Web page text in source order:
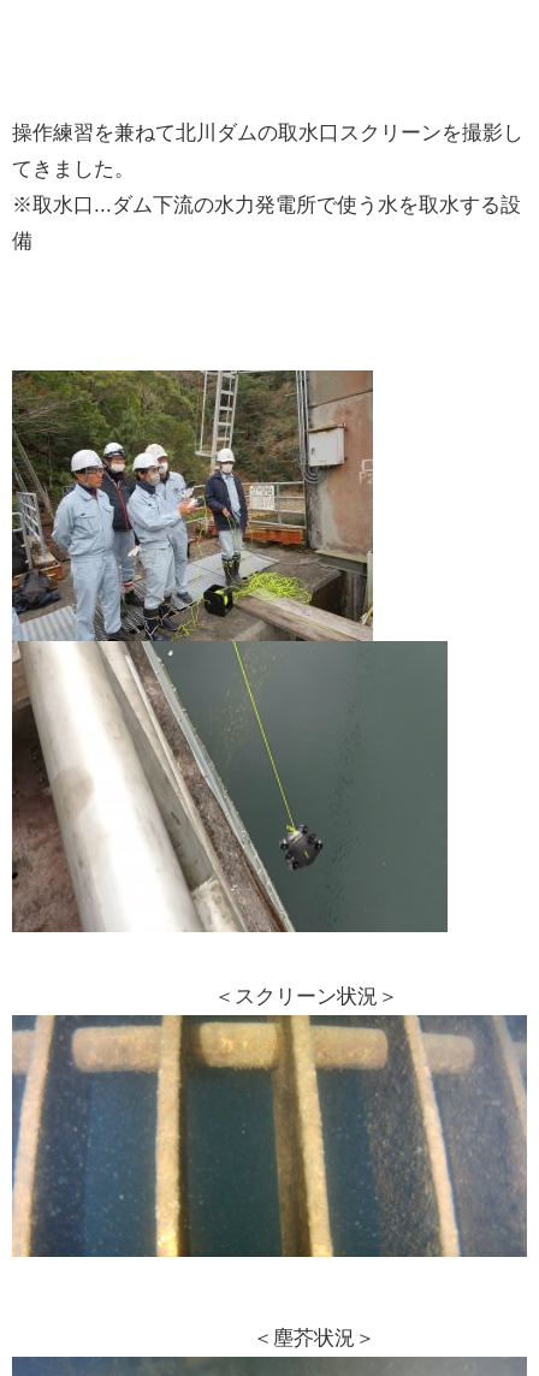
操作練習を兼ねて北川ダムの取水口スクリーンを撮影し
てきました。
※取水口...ダム下流の水力発電所で使う水を取水する設
備
＜スクリーン状況＞
＜塵芥状況＞